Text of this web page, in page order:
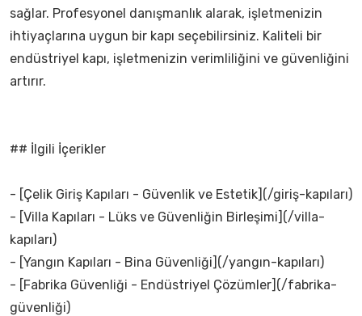
sağlar. Profesyonel danışmanlık alarak, işletmenizin
ihtiyaçlarına uygun bir kapı seçebilirsiniz. Kaliteli bir
endüstriyel kapı, işletmenizin verimliliğini ve güvenliğini
artırır.
## İlgili İçerikler
- [Çelik Giriş Kapıları - Güvenlik ve Estetik](/giriş-kapıları)
- [Villa Kapıları - Lüks ve Güvenliğin Birleşimi](/villa-
kapıları)
- [Yangın Kapıları - Bina Güvenliği](/yangın-kapıları)
- [Fabrika Güvenliği - Endüstriyel Çözümler](/fabrika-
güvenliği)